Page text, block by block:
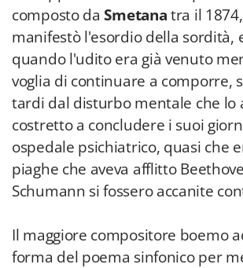
composto daSmetanatra il
manifestò l'esordio della sordità,
quando l'udito era già venuto
voglia di continuare a comporre,
tardi dal disturbo mentale che lo
costretto a concludere i suoi
ospedale psichiatrico, quasi che
piaghe che aveva afflitto
Schumann si fossero accanite
Il maggiore compositore boemo
forma del poema sinfonico per